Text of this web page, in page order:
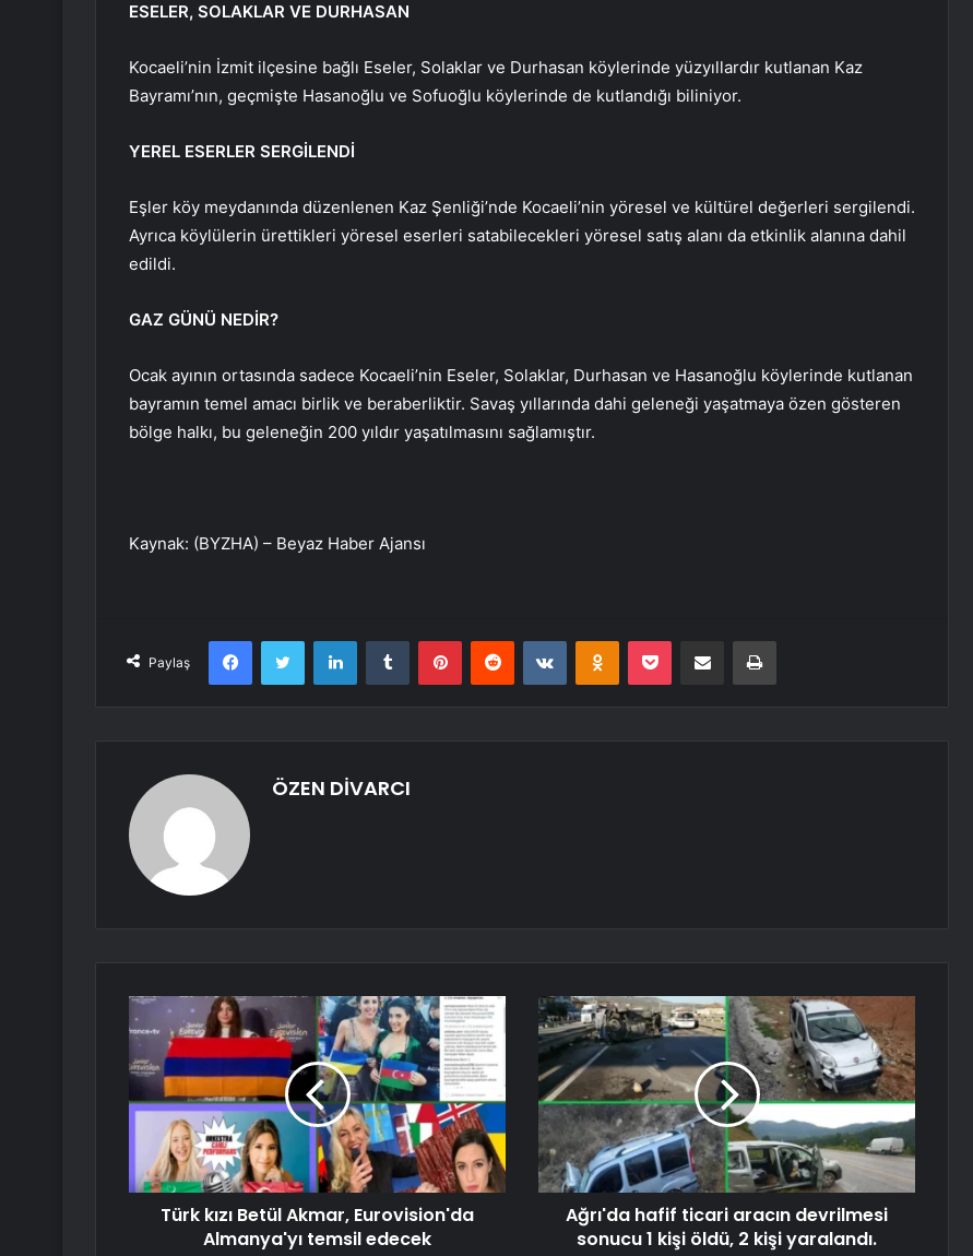
ESELER, SOLAKLAR VE DURHASAN
Kocaeli’nin İzmit ilçesine bağlı Eseler, Solaklar ve Durhasan köylerinde yüzyıllardır kutlanan Kaz
Bayramı’nın, geçmişte Hasanoğlu ve Sofuoğlu köylerinde de kutlandığı biliniyor.
YEREL ESERLER SERGİLENDİ
Eşler köy meydanında düzenlenen Kaz Şenliği’nde Kocaeli’nin yöresel ve kültürel değerleri sergilendi.
Ayrıca köylülerin ürettikleri yöresel eserleri satabilecekleri yöresel satış alanı da etkinlik alanına dahil
edildi.
GAZ GÜNÜ NEDİR?
Ocak ayının ortasında sadece Kocaeli’nin Eseler, Solaklar, Durhasan ve Hasanoğlu köylerinde kutlanan
bayramın temel amacı birlik ve beraberliktir. Savaş yıllarında dahi geleneği yaşatmaya özen gösteren
bölge halkı, bu geleneğin 200 yıldır yaşatılmasını sağlamıştır.
Kaynak: (BYZHA) – Beyaz Haber Ajansı
Paylaş
FacebookTwitter LinkedInTumblr PinterestReddit VKontakteOdnoklassniki
Pocket E-Posta ile paylaş Yazdır
ÖZEN DİVARCI
Türk kızı Betül Akmar, Eurovision'da
Almanya'yı temsil edecek
Ağrı'da hafif ticari aracın devrilmesi
sonucu 1 kişi öldü, 2 kişi yaralandı.